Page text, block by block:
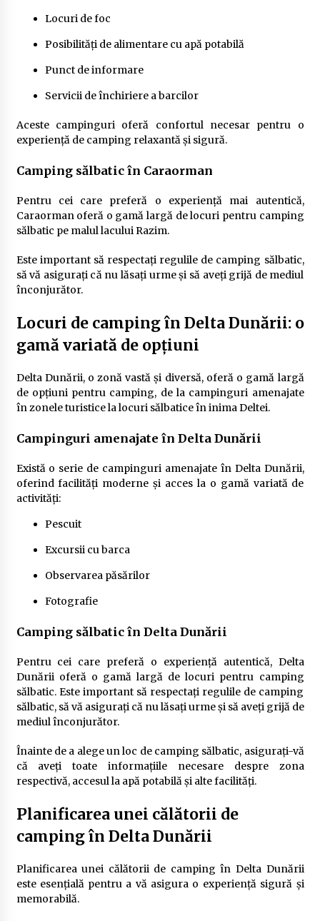
Locuri de foc
Posibilități de alimentare cu apă potabilă
Punct de informare
Servicii de închiriere a barcilor
Aceste campinguri oferă confortul necesar pentru o
experiență de camping relaxantă și sigură.
Camping sălbatic în Caraorman
Pentru cei care preferă o experiență mai autentică,
Caraorman oferă o gamă largă de locuri pentru camping
sălbatic pe malul lacului Razim.
Este important să respectați regulile de camping sălbatic,
să vă asigurați că nu lăsați urme și să aveți grijă de mediul
înconjurător.
Locuri de camping în Delta Dunării: o
gamă variată de opțiuni
Delta Dunării, o zonă vastă și diversă, oferă o gamă largă
de opțiuni pentru camping, de la campinguri amenajate
în zonele turistice la locuri sălbatice în inima Deltei.
Campinguri amenajate în Delta Dunării
Există o serie de campinguri amenajate în Delta Dunării,
oferind facilități moderne și acces la o gamă variată de
activități:
Pescuit
Excursii cu barca
Observarea păsărilor
Fotografie
Camping sălbatic în Delta Dunării
Pentru cei care preferă o experiență autentică, Delta
Dunării oferă o gamă largă de locuri pentru camping
sălbatic. Este important să respectați regulile de camping
sălbatic, să vă asigurați că nu lăsați urme și să aveți grijă de
mediul înconjurător.
Înainte de a alege un loc de camping sălbatic, asigurați-vă
că aveți toate informațiile necesare despre zona
respectivă, accesul la apă potabilă și alte facilități.
Planificarea unei călătorii de
camping în Delta Dunării
Planificarea unei călătorii de camping în Delta Dunării
este esențială pentru a vă asigura o experiență sigură și
memorabilă.